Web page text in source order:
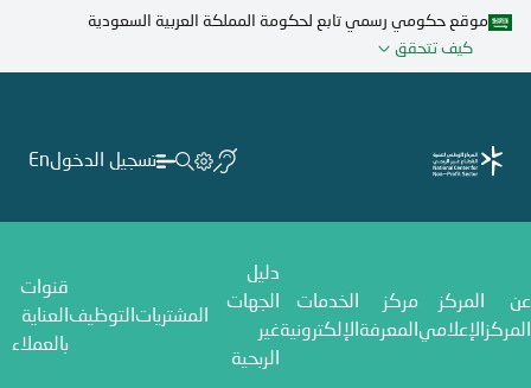
تجاوز
المحتوى
موقع حكومي رسمي تابع لحكومة المملكة العربية السعودية
كيف تتحقق
تسجيل الدخولEn
عن
المركز
المركز
الإعلامي
مركز
المعرفة
الخدمات
الإلكترونية
دليل
الجهات
غير
الربحية
المشتريات التوظيف
قنوات
العناية
بالعملاء